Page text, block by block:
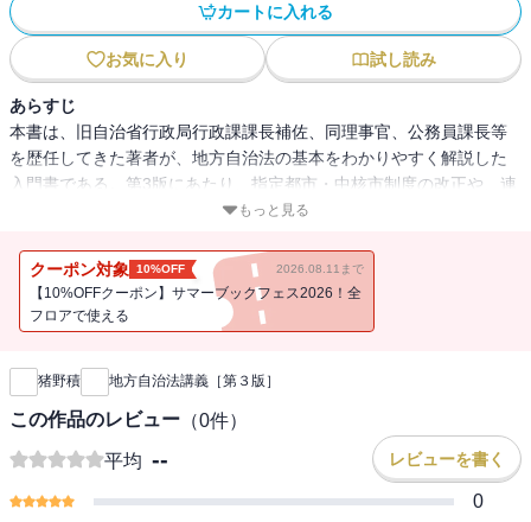
カートに入れる
お気に入り 試し読み
あらすじ
本書は、旧自治省行政局行政課課長補佐、同理事官、公務員課長等
を歴任してきた著者が、地方自治法の基本をわかりやすく解説した
入門書である。第3版にあたり、指定都市・中核市制度の改正や、連
携協約の創設など、平成26年改正を反映。
もっと見る
クーポン対象 10%OFF 2026.08.11まで
【10%OFFクーポン】サマーブックフェス2026！全
フロアで使える
新刊通知
猪野積 地方自治法講義［第３版］
この作品のレビュー （0件）
平均 -- レビューを書く
0